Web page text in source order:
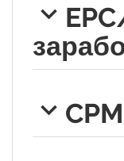
CPM